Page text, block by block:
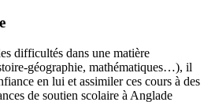
difficultés dans une matière
géographie, mathématiques…), il
en lui et assimiler ces cours à des
de soutien scolaire à Anglade